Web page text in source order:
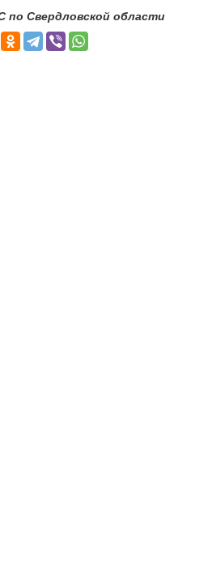
по Свердловской области